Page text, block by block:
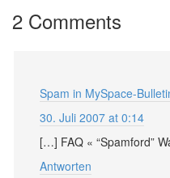
2 Comments
Spam in MySpace-
30. Juli 2007 at 0:14
[…] FAQ « “Spamford”
Antworten